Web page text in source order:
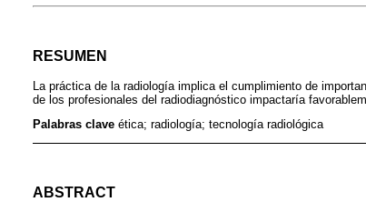
RESUMEN
La práctica de la radiología implica el cumplimiento de
de los profesionales del radiodiagnóstico impactaría
Palabras clave ética; radiología; tecnología radiológica
ABSTRACT